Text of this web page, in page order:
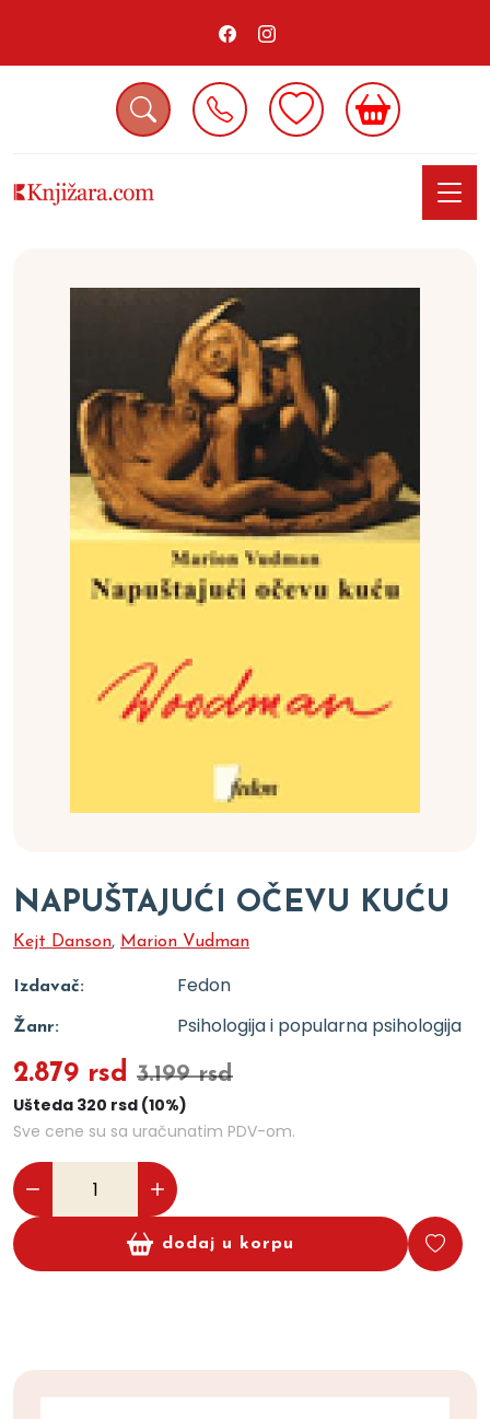
NAPUŠTAJUĆI OČEVU KUĆU
Kejt Danson, Marion Vudman
Izdavač: Fedon
Žanr: Psihologija i popularna psihologija
2.879 rsd 3.199 rsd
Ušteda 320 rsd (10%)
Sve cene su sa uračunatim PDV-om.
dodaj u korpu